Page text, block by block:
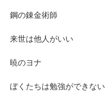
鋼の錬金術師
来世は他人がいい
暁のヨナ
ぼくたちは勉強ができない